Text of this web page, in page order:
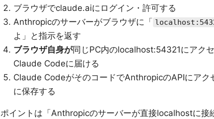
ブラウザでclaude.aiにログイン・許可する
Anthropicのサーバーがブラウザに「
よ」と指示を返す
ブラウザ自身が同じPC内のlocalhost:54321にアク
Claude Codeに届ける
Claude CodeがそのコードでAnthropicのAPIにアク
に保存する
ポイントは「Anthropicのサーバーが直接localhostに接